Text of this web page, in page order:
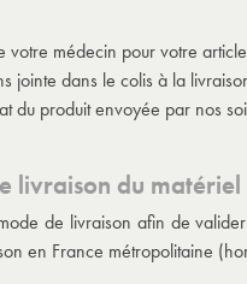
votre médecin pour votre
jointe dans le colis à la
du produit envoyée par nos
livraison du
de livraison afin de
en France métropolitaine